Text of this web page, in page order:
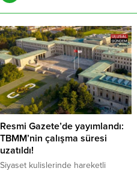
Resmi Gazete’de yayımlandı:
TBMM’nin çalışma süresi
uzatıldı!
Siyaset kulislerinde hareketli